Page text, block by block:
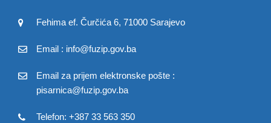
Fehima ef. Čurčića 6, 71000 Sarajevo
Email : info@fuzip.gov.ba
Email za prijem elektronske pošte :
pisarnica@fuzip.gov.ba
Telefon: +387 33 563 350